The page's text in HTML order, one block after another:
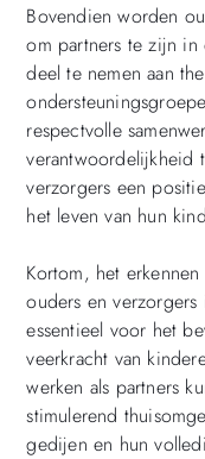
Bovendien worden
om partners te zijn
deel te nemen aan
respectvolle
verantwoordelijkheid
verzorgers een
het leven van hun
Kortom, het
ouders en
essentieel voor het
veerkracht van
werken als partners
stimulerend
gedijen en hun